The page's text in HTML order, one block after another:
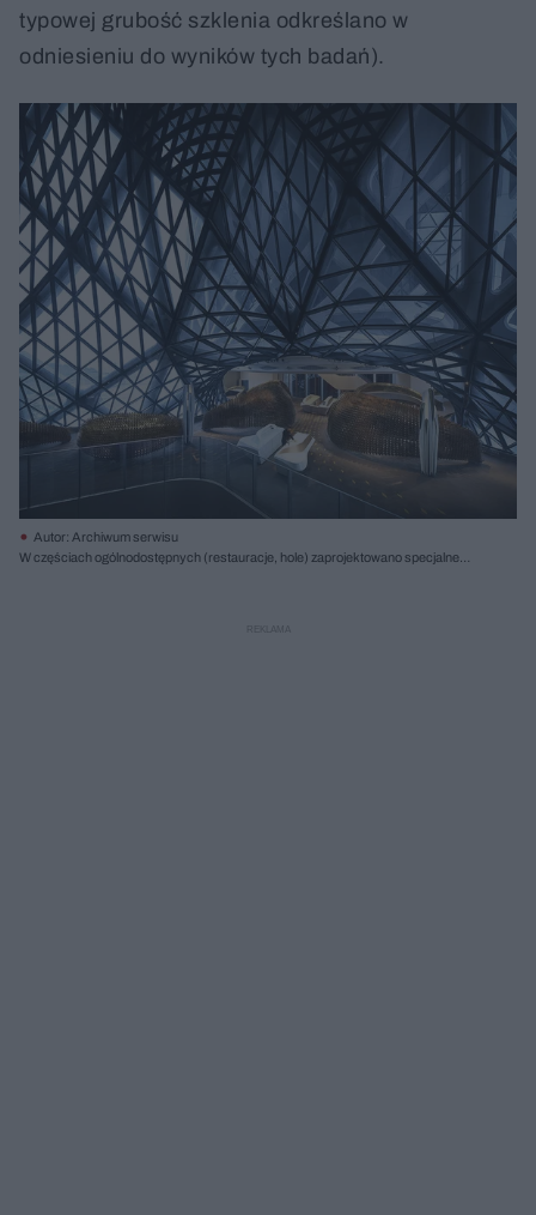
typowej grubość szklenia odkreślano w
odniesieniu do wyników tych badań).
Autor: Archiwum serwisu
W częściach ogólnodostępnych (restauracje, hole) zaprojektowano specjalne